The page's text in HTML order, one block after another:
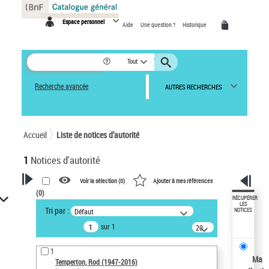
Espace personnel Aide Une question ? Historique
Tout
Recherche avancée AUTRES RECHERCHES
Accueil Liste de notices d’autorité
1 Notices d'autorité
VOTRE RECHERCHE
Recherche avancée dans les
notices d’autorité
Œuvres liées à l'auteur :
Temperton, Rod (1947-2016)
Voir la sélection (0) Ajouter à mes références
(0)
Tri par : Défaut
sur 1
20
résultats/page
1
Temperton, Rod (1947-2016)
RÉCUPÉRER
LES
NOTICES
Ma
Panneau de gestion des cookies